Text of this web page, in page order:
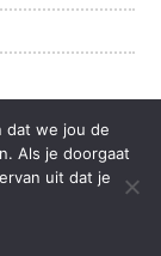
Grid by
dat we jou de
Als je doorgaat
uit dat je